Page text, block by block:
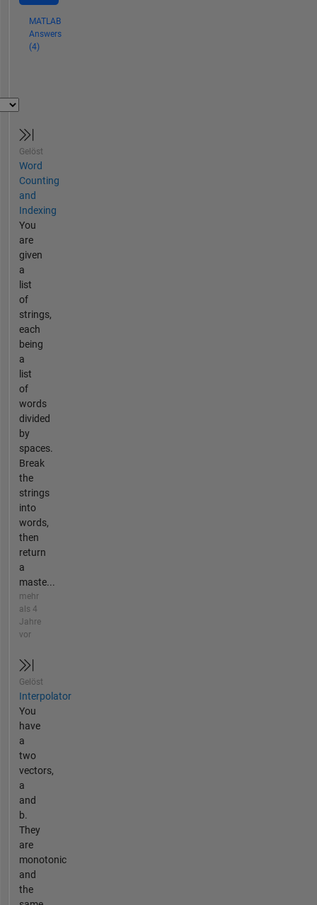
MATLAB
Answers
(4)
Gelöst
Word
Counting
and
Indexing
You
are
given
a
list
of
strings,
each
being
a
list
of
words
divided
by
spaces.
Break
the
strings
into
words,
then
return
a
maste...
mehr
als 4
Jahre
vor
Gelöst
Interpolator
You
have
a
two
vectors,
a
and
b.
They
are
monotonic
and
the